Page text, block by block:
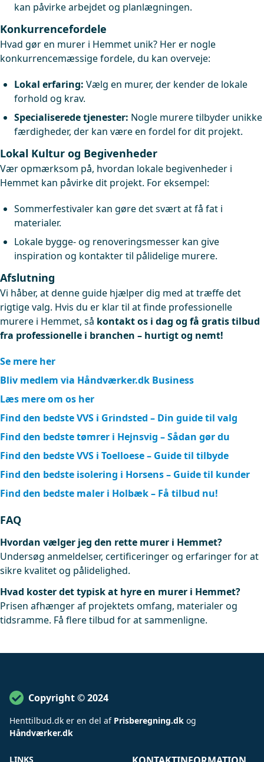
kan påvirke arbejdet og planlægningen.
Konkurrencefordele
Hvad gør en murer i Hemmet unik? Her er nogle
konkurrencemæssige fordele, du kan overveje:
Lokal erfaring: Vælg en murer, der kender de lokale
forhold og krav.
Specialiserede tjenester: Nogle murere tilbyder unikke
færdigheder, der kan være en fordel for dit projekt.
Lokal Kultur og Begivenheder
Vær opmærksom på, hvordan lokale begivenheder i
Hemmet kan påvirke dit projekt. For eksempel:
Sommerfestivaler kan gøre det svært at få fat i
materialer.
Lokale bygge- og renoveringsmesser kan give
inspiration og kontakter til pålidelige murere.
Afslutning
Vi håber, at denne guide hjælper dig med at træffe det
rigtige valg. Hvis du er klar til at finde professionelle
murere i Hemmet, så kontakt os i dag og få gratis tilbud
fra professionelle i branchen – hurtigt og nemt!
Se mere her
Bliv medlem via Håndværker.dk Business
Læs mere om os her
Find den bedste VVS i Grindsted – Din guide til valg
Find den bedste tømrer i Hejnsvig – Sådan gør du
Find den bedste VVS i Toelloese – Guide til tilbyde
Find den bedste isolering i Horsens – Guide til kunder
Find den bedste maler i Holbæk – Få tilbud nu!
FAQ
Hvordan vælger jeg den rette murer i Hemmet?
Undersøg anmeldelser, certificeringer og erfaringer for at
sikre kvalitet og pålidelighed.
Hvad koster det typisk at hyre en murer i Hemmet?
Prisen afhænger af projektets omfang, materialer og
tidsramme. Få flere tilbud for at sammenligne.
Copyright © 2024
Henttilbud.dk er en del af Prisberegning.dk og
Håndværker.dk
LINKS